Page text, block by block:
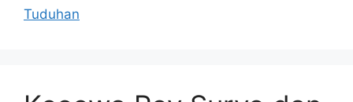
Tuduhan